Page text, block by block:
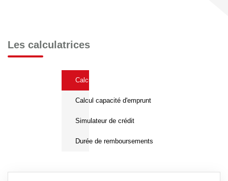
Les calculatrices
Calcul Frais de notaire
Calcul capacité d'emprunt
Simulateur de crédit
Durée de remboursements